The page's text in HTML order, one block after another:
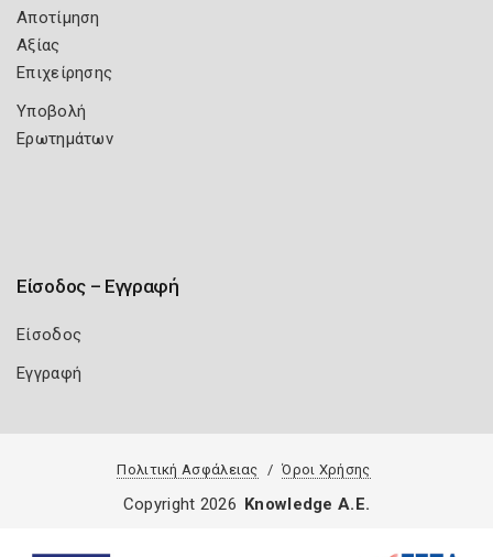
Αποτίμηση
Αξίας
Επιχείρησης
Υποβολή
Ερωτημάτων
Είσοδος – Εγγραφή
Είσοδος
Εγγραφή
Πολιτική Ασφάλειας Όροι Χρήσης
Copyright 2026 Knowledge A.E.